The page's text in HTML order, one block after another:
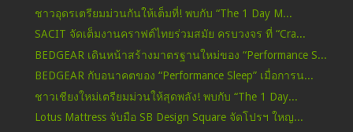
ชาวอุดรเตรียมม่วนกันให้เต็มที่! พบกับ “The 1 Day M...
SACIT จัดเต็มงานคราฟต์ไทยร่วมสมัย ครบวงจร ที่ “Cra...
BEDGEAR เดินหน้าสร้างมาตรฐานใหม่ของ “Performance S...
BEDGEAR กับอนาคตของ “Performance Sleep” เมื่อการน...
ชาวเชียงใหม่เตรียมม่วนให้สุดพลัง! พบกับ “The 1 Day...
Lotus Mattress จับมือ SB Design Square จัดโปรฯ ใหญ...